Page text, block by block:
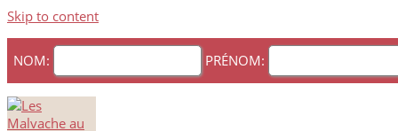
Skip to content
NOM: PRÉNOM: